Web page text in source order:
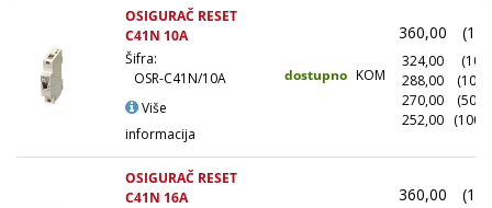
OSIGURAČ RESET
C41N 10A
Šifra:
OSR-C41N/10A
Više
informacija
dostupno KOM
360,00 (1+)
324,00
(10+)
288,00
270,00
252,00
OSIGURAČ RESET
C41N 16A
360,00 (1+)